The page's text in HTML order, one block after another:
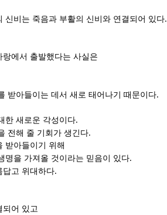
신비는 죽음과 부활의 신비와 연결되어 있다.
에서 출발했다는 사실은
받아들이는 데서 새로 태어나기 때문이다.
한 새로운 각성이다.
전해 줄 기회가 생긴다.
받아들이기 위해
명을 가져올 것이라는 믿음이 있다.
답고 위대하다.
되어 있고